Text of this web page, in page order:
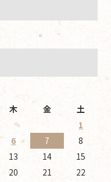
木 金
土
1
6 7
8
13 14
15
20 21
22